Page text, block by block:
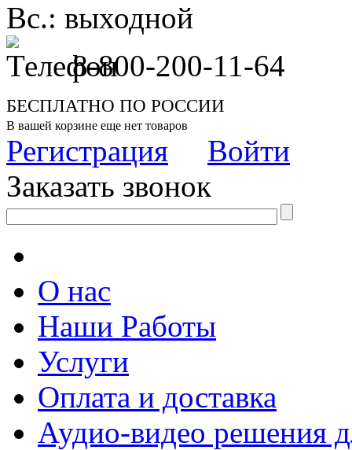
Вс.: выходной
8-800-200-11-64
БЕСПЛАТНО ПО РОССИИ
В вашей корзине еще нет товаров
Регистрация
Войти
Заказать звонок
О нас
Наши Работы
Услуги
Оплата и доставка
Аудио-видео решения